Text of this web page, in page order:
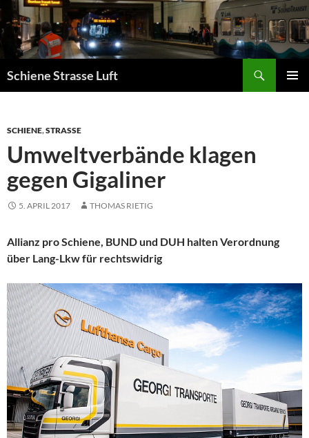
Zum
Inhalt
springen
Schiene Strasse Luft
SCHIENE,STRASSE
Umweltverbände klagen
gegen Gigaliner
5. APRIL 2017 THOMAS RIETIG
Allianz pro Schiene, BUND und DUH halten Verordnung
über Lang-Lkw für rechtswidrig